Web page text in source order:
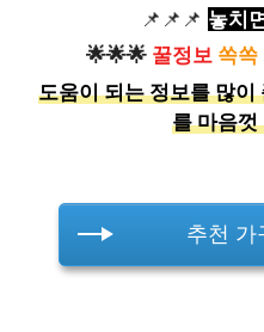
📌📌📌 놓치
🌟🌟🌟 꿀정보 쏙쏙
도움이 되는 정보를 많
를 마음껏
추천 가